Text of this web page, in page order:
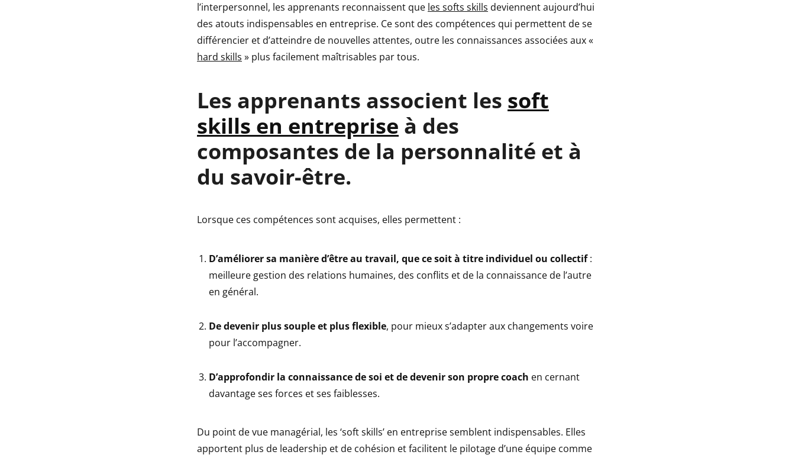
l’interpersonnel, les apprenants reconnaissent que les softs skills deviennent aujourd’hui
des atouts indispensables en entreprise. Ce sont des compétences qui permettent de se
différencier et d’atteindre de nouvelles attentes, outre les connaissances associées aux «
hard skills » plus facilement maîtrisables par tous.
Les apprenants associent les soft
skills en entreprise à des
composantes de la personnalité et à
du savoir-être.
Lorsque ces compétences sont acquises, elles permettent :
D’améliorer sa manière d’être au travail, que ce soit à titre individuel ou collectif:
meilleure gestion des relations humaines, des conflits et de la connaissance de l’autre
en général.
De devenir plus souple et plus flexible, pour mieux s’adapter aux changements voire
pour l’accompagner.
D’approfondir la connaissance de soi et de devenir son propre coach en cernant
davantage ses forces et ses faiblesses.
Du point de vue managérial, les ‘soft skills’ en entreprise semblent indispensables. Elles
apportent plus de leadership et de cohésion et facilitent le pilotage d’une équipe comme